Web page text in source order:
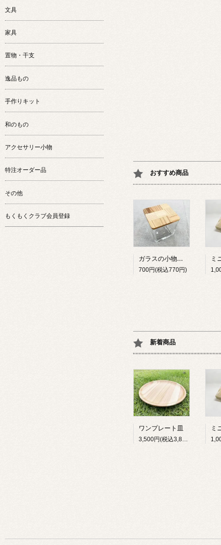
おすすめ商品
ガラスの小物入れ（大）
700円(税込770円)
新着商品
ワンプレート皿
3,500円(税込3,850円)
文具
家具
置物・干支
逸品もの
手作りキット
和のもの
アクセサリー小物
特注オーダー品
その他
もくもくクラブ会員登録